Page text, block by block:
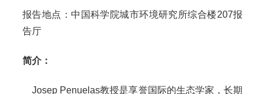
报告地点：中国科学院城市环境研究所综合楼207报
告厅
简介：
Josep Penuelas教授是享誉国际的生态学家，长期